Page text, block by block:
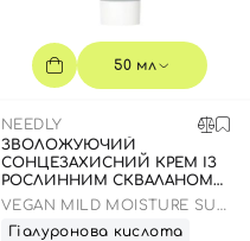
50 мл
NEEDLY
ЗВОЛОЖУЮЧИЙ
СОНЦЕЗАХИСНИЙ КРЕМ ІЗ
РОСЛИННИМ СКВАЛАНОМ
ДО 23.03.2027 50 МЛ
VEGAN MILD MOISTURE SUN
SPF 50+ PA++++
Гіалуронова кислота